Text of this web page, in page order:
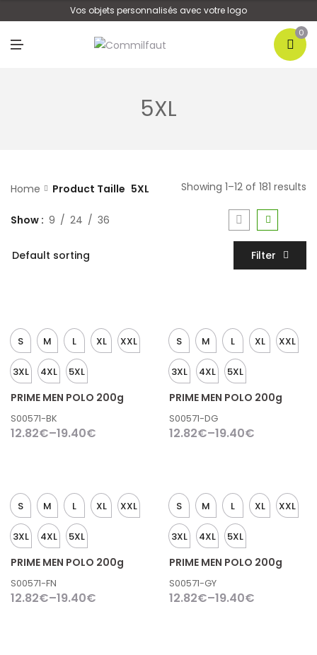
Vos objets personnalisés avec votre logo
0
5XL
Home Product Taille 5XL Showing 1–12 of 181 results
Show 9 24 36
Filter
S M L XL XXL
3XL 4XL 5XL
PRIME MEN POLO 200g
S00571-BK
12.82€–19.40€
S M L XL XXL
3XL 4XL 5XL
PRIME MEN POLO 200g
S00571-DG
12.82€–19.40€
S M L XL XXL
3XL 4XL 5XL
PRIME MEN POLO 200g
S00571-FN
12.82€–19.40€
S M L XL XXL
3XL 4XL 5XL
PRIME MEN POLO 200g
S00571-GY
12.82€–19.40€